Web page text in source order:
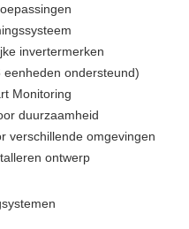
invertermerken
ondersteund)
Monitoring
duurzaamheid
verschillende omgevingen
ontwerp